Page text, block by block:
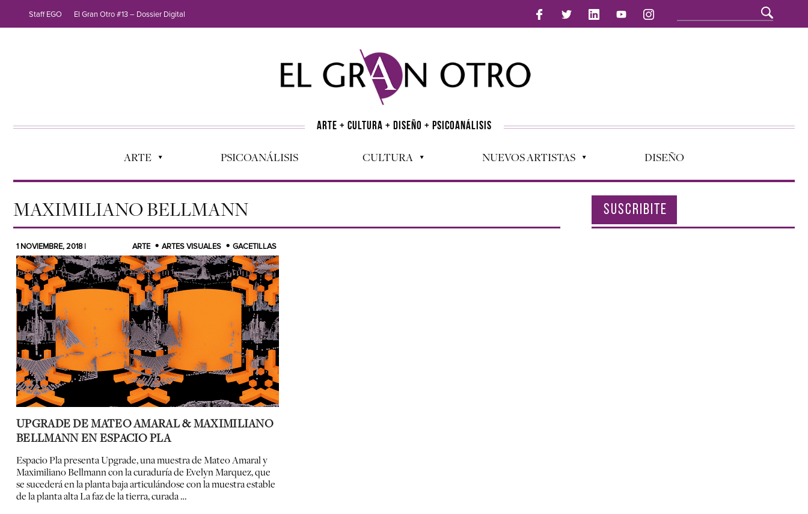
Staff EGO El Gran Otro #13 – Dossier Digital
ARTE + CULTURA + DISEÑO + PSICOANÁLISIS
ARTE PSICOANÁLISIS CULTURA NUEVOS ARTISTAS DISEÑO
MAXIMILIANO BELLMANN
1 NOVIEMBRE, 2018 | ARTE ARTES VISUALES GACETILLAS
UPGRADE DE MATEO AMARAL & MAXIMILIANO
BELLMANN EN ESPACIO PLA
Espacio Pla presentaUpgrade, una muestra deMateo Amaraly
Maximiliano Bellmanncon la curaduría deEvelyn Marquez, que
se sucederá en la planta baja articulándose con la muestra estable
de la planta altaLa faz de la tierra, curada …
SUSCRIBITE